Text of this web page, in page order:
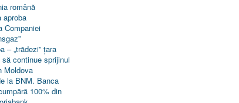
română
aproba
Companiei
– „trădezi” țara
continue sprijinul
Moldova
la BNM. Banca
100% din